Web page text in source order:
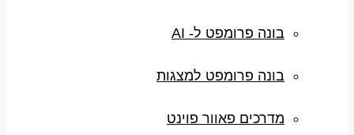
בונה פרומפט ל- AI
בונה פרומפט למצגות
מדרכים פאוור פוינט